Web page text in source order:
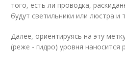
того, есть ли проводка,
будут светильники или люстра и
Далее, ориентируясь на эту
(реже - гидро) уровня наносится